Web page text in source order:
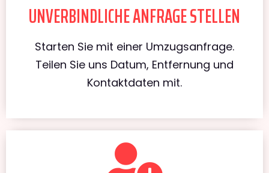
UNVERBINDLICHE ANFRAGE STELLEN
Starten Sie mit einer Umzugsanfrage.
Teilen Sie uns Datum, Entfernung und
Kontaktdaten mit.